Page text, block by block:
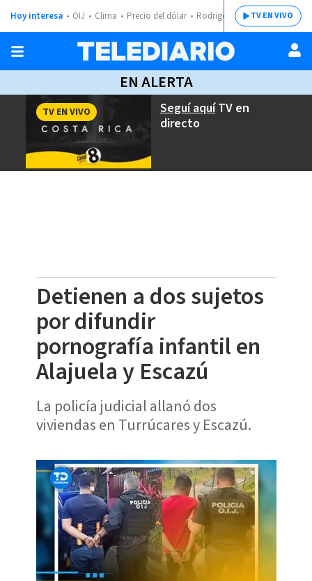
Hoy interesa OIJ Clima Precio del dólar Rodrigo ChavesTV EN VIVO
EN ALERTA
Seguí aquíTV en
directo
TV EN VIVO
Detienen a dos sujetos
por difundir
pornografía infantil en
Alajuela y Escazú
La policía judicial allanó dos
viviendas en Turrúcares y Escazú.